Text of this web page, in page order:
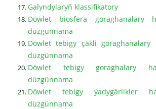
Galyndylaryň klassifikatory
Döwlet biosfera goraghanalary
düzgünnama
Döwlet tebigy çäkli goraghanalary
düzgünnama
Döwlet tebigy goraghalary
düzgünnama
Döwlet tebigy ýadygärlikler
düzgünnama